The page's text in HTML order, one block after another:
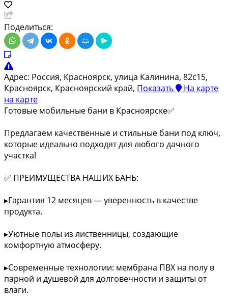
Поделиться:
Адрес: Россия, Красноярск, улица Калинина, 82с15,
Красноярск, Красноярский край, Показать
На карте
на карте
Готовые мобильные бани в Красноярске✅
Предлагаем качественные и стильные бани под ключ,
которые идеально подходят для любого дачного
участка!
✅ ПРЕИМУЩЕСТВА НАШИХ БАНЬ:
▸Гарантия 12 месяцев — уверенность в качестве
продукта.
▸Уютные полы из лиственницы, создающие
комфортную атмосферу.
▸Современные технологии: мембрана ПВХ на полу в
парной и душевой для долговечности и защиты от
влаги.